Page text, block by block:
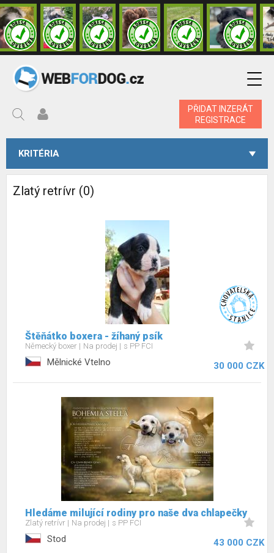
PŘIDAT INZERÁT
REGISTRACE
KRITÉRIA
Zlatý retrívr (0)
Štěňátko boxera - žíhaný psík
Německý boxer Na prodej s PP FCI
Mělnické Vtelno 30 000 CZK
Hledáme milující rodiny pro naše dva chlapečky
Zlatý retrívr Na prodej s PP FCI
Stod 43 000 CZK